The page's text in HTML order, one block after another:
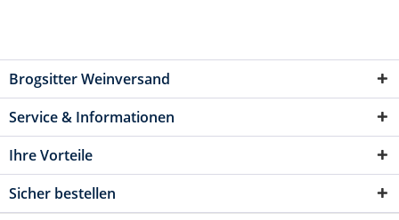
Brogsitter Weinversand
Service & Informationen
Ihre Vorteile
Sicher bestellen